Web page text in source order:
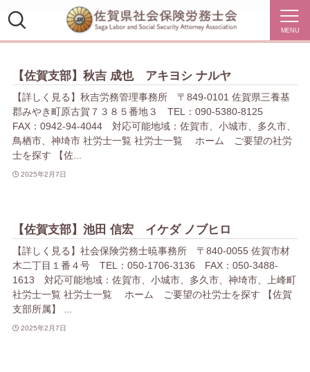
MENU
【佐賀支部】秋吉 成也 アキヨシ ナルヤ
【詳しく見る】秋吉労務管理事務所 〒849-0101 佐賀県三養基
郡みやき町原古賀７３８５番地３ TEL：090-5380-8125
FAX：0942-94-4044 対応可能地域：佐賀市、小城市、多久市、
鳥栖市、神埼市 社労士一覧 社労士一覧 ホーム ご要望の社労
士を探す 【佐...
2025年2月7日
【佐賀支部】池田 信宏 イケダ ノブヒロ
【詳しく見る】社会保険労務士暁事務所 〒840-0055 佐賀市材
木二丁目１番４号 TEL：050-1706-3136 FAX：050-3488-
1613 対応可能地域：佐賀市、小城市、多久市、神埼市、上峰町
社労士一覧 社労士一覧 ホーム ご要望の社労士を探す 【佐賀
支部所属】 ...
2025年2月7日